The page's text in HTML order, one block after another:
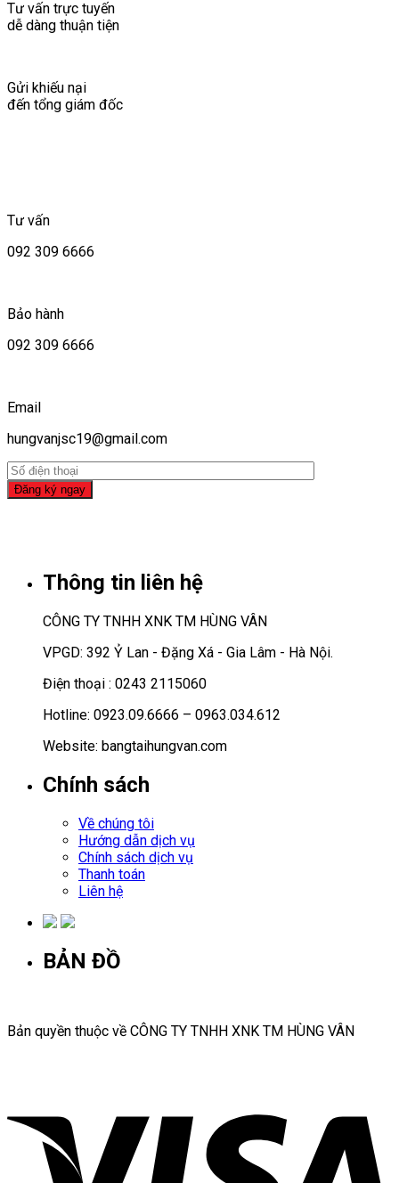
Tư vấn trực tuyến
dễ dàng thuận tiện
Gửi khiếu nại
đến tổng giám đốc
Tư vấn
092 309 6666
Bảo hành
092 309 6666
Email
hungvanjsc19@gmail.com
Thông tin liên hệ
CÔNG TY TNHH XNK TM HÙNG VÂN
VPGD: 392 Ỷ Lan - Đặng Xá - Gia Lâm - Hà Nội.
Điện thoại : 0243 2115060
Hotline: 0923.09.6666 – 0963.034.612
Website: bangtaihungvan.com
Chính sách
Về chúng tôi
Hướng dẫn dịch vụ
Chính sách dịch vụ
Thanh toán
Liên hệ
BẢN ĐỒ
Bản quyền thuộc về CÔNG TY TNHH XNK TM HÙNG VÂN